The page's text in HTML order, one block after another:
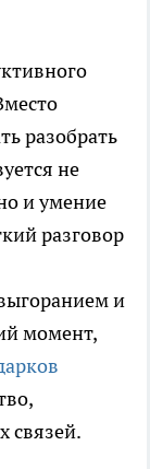
разобрать
не
и умение
разговор
и
момент,
связей.